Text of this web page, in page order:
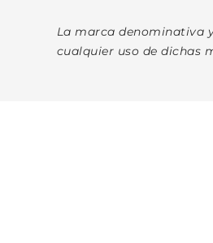
La marca denominativa
cualquier uso de dichas